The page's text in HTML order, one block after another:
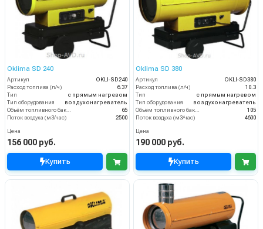
Oklima SD 240
Артикул
OKLI-SD240
Расход топлива (л/ч)
6.37
Тип
с прямым нагревом
Тип оборудования
воздухонагреватель
Объём топливного бака (л)
65
Поток воздуха (м3/час)
2500
Цена
156 000 руб.
Купить
Oklima SD 380
Артикул
OKLI-SD380
Расход топлива (л/ч)
10.3
Тип
с прямым нагревом
Тип оборудования
воздухонагреватель
Объём топливного бака (л)
105
Поток воздуха (м3/час)
4600
Цена
190 000 руб.
Купить